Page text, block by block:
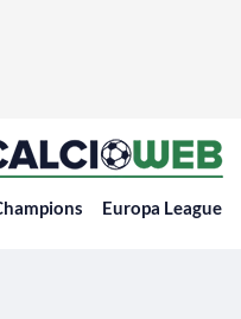
Europa League